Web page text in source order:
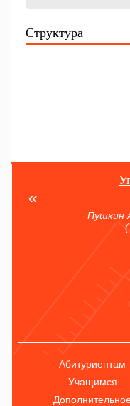
Структура
Пушкин
Абитуриентам
Учащимся